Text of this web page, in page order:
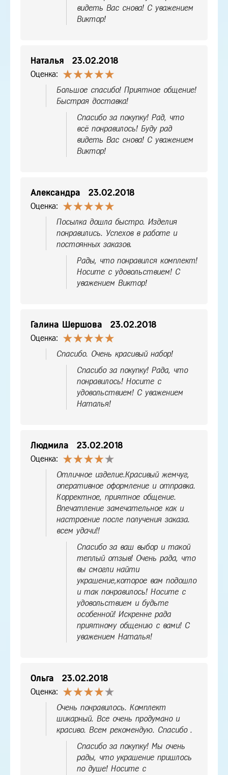
видеть Вас снова! С уважением
Виктор!
Наталья 23.02.2018
Оценка:
Большое спасибо! Приятное общение!
Быстрая доставка!
Спасибо за покупку! Рад, что
всё понравилось! Буду рад
видеть Вас снова! С уважением
Виктор!
Александра 23.02.2018
Оценка:
Посылка дошла быстро. Изделия
понравились. Успехов в работе и
постоянных заказов.
Рады, что понравился комплект!
Носите с удовольствием! С
уважением Виктор!
Галина Шершова 23.02.2018
Оценка:
Спасибо. Очень красивый набор!
Спасибо за покупку! Рада, что
понравилось! Носите с
удовольствием! С уважением
Наталья!
Людмила 23.02.2018
Оценка:
Отличное изделие.Красивый жемчуг,
оперативное оформление и отправка.
Корректное, приятное общение.
Впечатление замечательное как и
настроение после получения заказа.
всем удачи!!
Спасибо за ваш выбор и такой
теплый отзыв! Очень рада, что
вы смогли найти
украшение,которое вам подошло
и так понравилось! Носите с
удовольствием и будьте
особенной! Искренне рада
приятному общению с вами! С
уважением Наталья!
Ольга 23.02.2018
Оценка:
Очень понравилось. Комплект
шикарный. Все очень продумано и
красиво. Всем рекомендую. Спасибо .
Спасибо за покупку! Мы очень
рады, что украшение пришлось
по душе! Носите с